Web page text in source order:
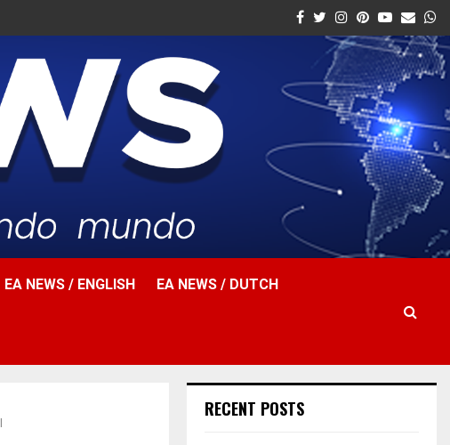
Facebook
Twitter
Instagram
Pinterest
Youtube
Email
EA NEWS / ENGLISH EA NEWS / DUTCH
RECENT POSTS